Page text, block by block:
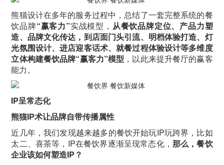
熊猫设计在多年的服务过程中，总结了一套完整系统的餐
饮品牌“赢客力”实战模型， 从餐饮品牌定位、产品力塑
造、品牌文化传达，到店面门头引流、明档体验打造、灯
光氛围设计、进店迎客话术、就餐过程体验设计等多维度
立体构建餐饮品牌“赢客力”模型 ，以此来提升餐厅的赢客
能力。
IP呈常态化
熊猫IP术让品牌自带传播属性
近几年，我们发现越来越多的餐饮开始玩IP玩跨界，比如
太二、喜茶等，IP在餐饮界逐渐呈现常态化， 那么，餐饮
企业该如何塑造IP？